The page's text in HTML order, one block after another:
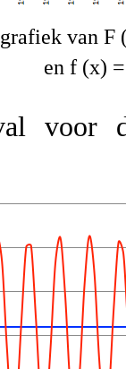
van F
en f (x)
voor